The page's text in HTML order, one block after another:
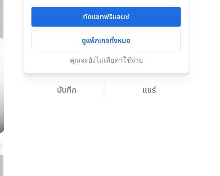
ทักแชทฟรีแลนซ์
ดูแพ็กเกจทั้งหมด
คุณจะยังไม่เสียค่าใช้จ่าย
บันทึก แชร์